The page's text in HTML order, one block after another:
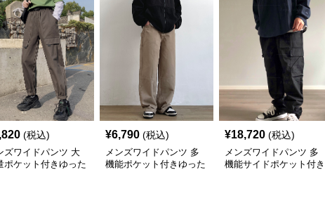
(税込)
ズワイドパンツ 大
ポケット付きゆった
¥6,790 (税込)
メンズワイドパンツ 多
機能ポケット付きゆった
¥18,720 (税込)
メンズワイドパンツ 多
機能サイドポケット付き